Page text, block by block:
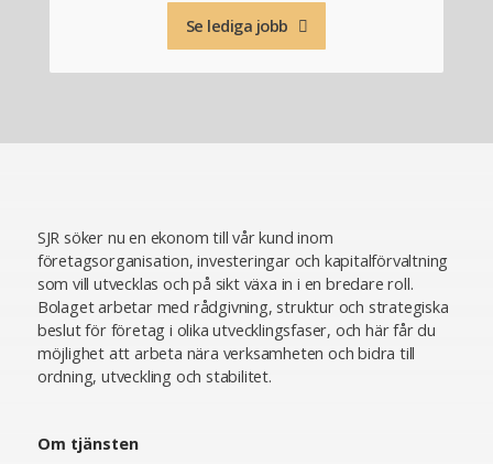
Se lediga jobb
SJR söker nu en ekonom till vår kund inom
företagsorganisation, investeringar och kapitalförvaltning
som vill utvecklas och på sikt växa in i en bredare roll.
Bolaget arbetar med rådgivning, struktur och strategiska
beslut för företag i olika utvecklingsfaser, och här får du
möjlighet att arbeta nära verksamheten och bidra till
ordning, utveckling och stabilitet.
Om tjänsten